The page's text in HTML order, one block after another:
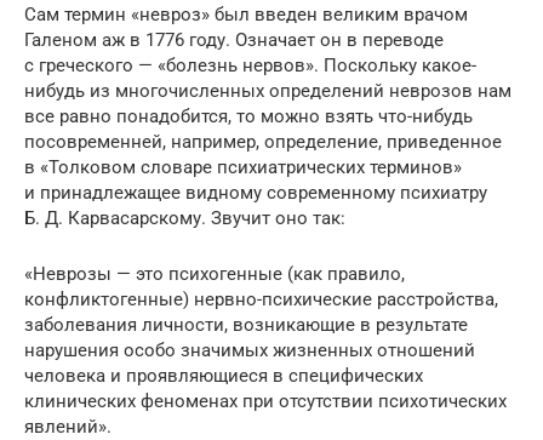
Сам термин «невроз» был введен великим врачом
Галеном аж в 1776 году. Означает он в переводе
с греческого — «болезнь нервов». Поскольку какое-
нибудь из многочисленных определений неврозов нам
все равно понадобится, то можно взять что-нибудь
посовременней, например, определение, приведенное
в «Толковом словаре психиатрических терминов»
и принадлежащее видному современному психиатру
Б. Д. Карвасарскому. Звучит оно так:
«Неврозы — это психогенные (как правило,
конфликтогенные) нервно-психические расстройства,
заболевания личности, возникающие в результате
нарушения особо значимых жизненных отношений
человека и проявляющиеся в специфических
клинических феноменах при отсутствии психотических
явлений».